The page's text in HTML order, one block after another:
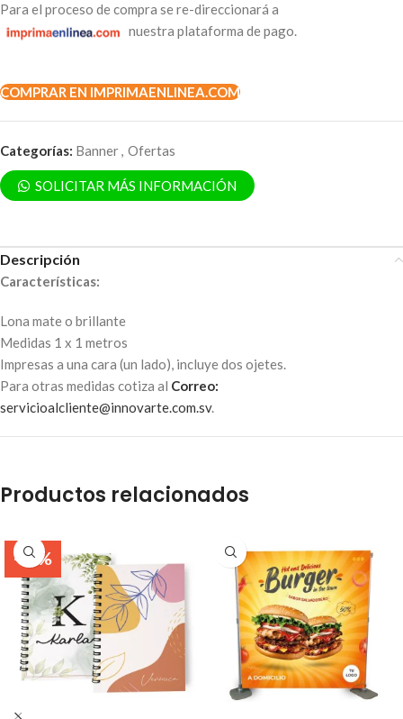
Para el proceso de compra se re-direccionará a
nuestra plataforma de pago.
COMPRAR EN IMPRIMAENLINEA.COM
Categorías: Banner, Ofertas
SOLICITAR MÁS INFORMACIÓN
Descripción
Características:
Lona mate o brillante
Medidas 1 x 1 metros
Impresas a una cara (un lado), incluye dos ojetes.
Para otras medidas cotiza al Correo:
servicioalcliente@innovarte.com.sv.
Productos relacionados
-38%